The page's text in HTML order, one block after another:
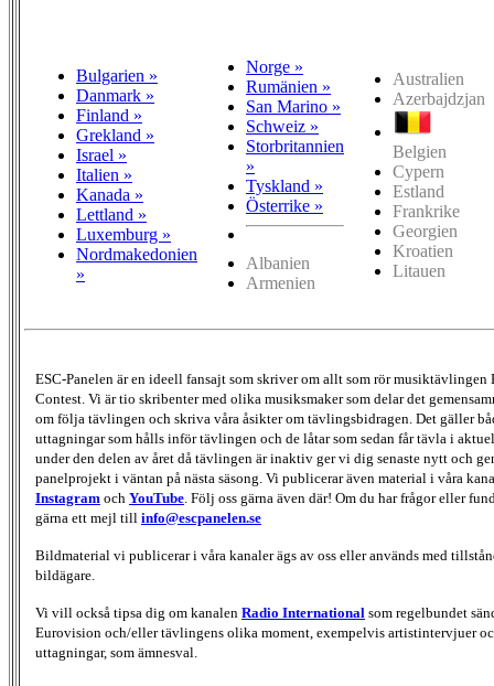
Bulgarien »
Danmark »
Finland »
Grekland »
Israel »
Italien »
Kanada »
Lettland »
Luxemburg »
Nordmakedonien
»
Norge »
Rumänien »
San Marino »
Schweiz »
Storbritannien
»
Tyskland »
Österrike »
Albanien
Armenien
Australien
Azerbajdzjan
Belgien
Cypern
Estland
Frankrike
Georgien
Kroatien
Litauen
ESC-Panelen är en ideell fansajt som skriver om allt som rör musiktävlingen
Contest. Vi är tio skribenter med olika musiksmaker som delar det
om följa tävlingen och skriva våra åsikter om tävlingsbidragen. Det gäller
uttagningar som hålls inför tävlingen och de låtar som sedan får tävla i
under den delen av året då tävlingen är inaktiv ger vi dig senaste nytt och
panelprojekt i väntan på nästa säsong. Vi publicerar även material i våra
Instagram och YouTube . Följ oss gärna även där! Om du har frågor eller
gärna ett mejl till info@escpanelen.se
Bildmaterial vi publicerar i våra kanaler ägs av oss eller används med
bildägare.
Vi vill också tipsa dig om kanalen Radio International som regelbundet
Eurovision och/eller tävlingens olika moment, exempelvis artistintervjuer
uttagningar, som ämnesval.